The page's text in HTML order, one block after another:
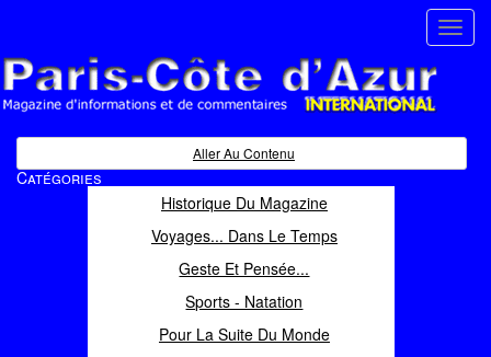
Magazine d'informations et de commentaires
Aller Au Contenu
Catégories
Historique Du Magazine
Voyages... Dans Le Temps
Geste Et Pensée...
Sports - Natation
Pour La Suite Du Monde